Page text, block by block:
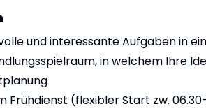
und interessante Aufgaben in
in welchem Ihre
Frühdienst (flexibler Start zw.